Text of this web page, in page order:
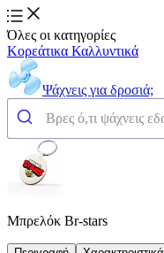
Όλες οι κατηγορίες
Κορεάτικα Καλλυντικά
Ψάχνεις για δροσιά;
Μπρελόκ Br-stars